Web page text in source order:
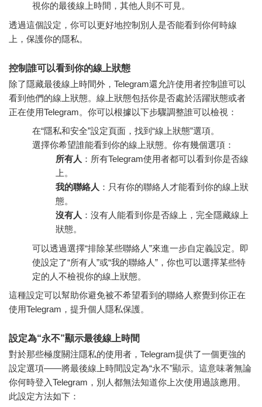
視你的最後線上時間，其他人則不可見。
透過這個設定，你可以更好地控制別人是否能看到你何時線
上，保護你的隱私。
控制誰可以看到你的線上狀態
除了隱藏最後線上時間外，Telegram還允許使用者控制誰可以
看到他們的線上狀態。線上狀態包括你是否處於活躍狀態或者
正在使用Telegram。你可以根據以下步驟調整誰可以檢視：
在“隱私和安全”設定頁面，找到“線上狀態”選項。
選擇你希望誰能看到你的線上狀態。你有幾個選項：
所有人 ：所有Telegram使用者都可以看到你是否線
上。
我的聯絡人 ：只有你的聯絡人才能看到你的線上狀
態。
沒有人 ：沒有人能看到你是否線上，完全隱藏線上
狀態。
可以透過選擇“排除某些聯絡人”來進一步自定義設定。即
使設定了“所有人”或“我的聯絡人”，你也可以選擇某些特
定的人不檢視你的線上狀態。
這種設定可以幫助你避免被不希望看到的聯絡人察覺到你正在
使用Telegram，提升個人隱私保護。
設定為“永不”顯示最後線上時間
對於那些極度關注隱私的使用者，Telegram提供了一個更強的
設定選項——將最後線上時間設定為“永不”顯示。這意味著無論
你何時登入Telegram，別人都無法知道你上次使用過該應用。
此設定方法如下：